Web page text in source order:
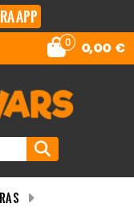
APP
0 0,00 €